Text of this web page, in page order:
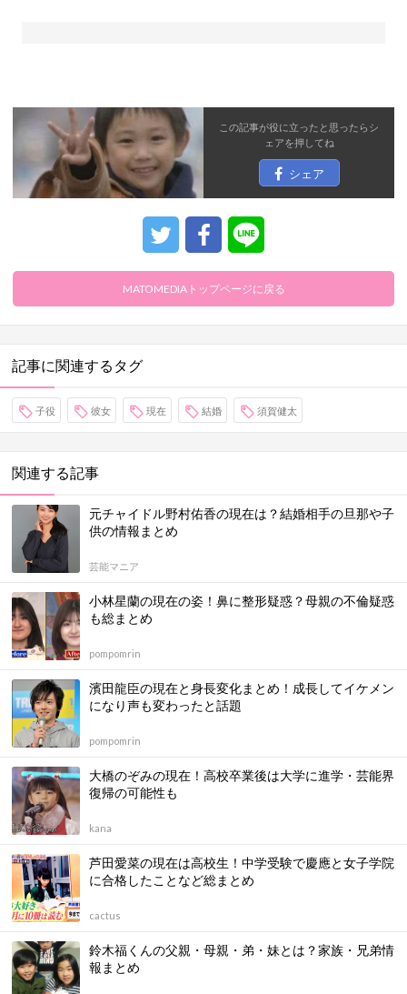
この記事が役に立ったと思ったらシ
ェアを押してね
シェア
MATOMEDIAトップページに戻る
記事に関連するタグ
子役 彼女 現在 結婚 須賀健太
関連する記事
元チャイドル野村佑香の現在は？結婚相手の旦那や子
供の情報まとめ
芸能マニア
小林星蘭の現在の姿！鼻に整形疑惑？母親の不倫疑惑
も総まとめ
pompomrin
濱田龍臣の現在と身長変化まとめ！成長してイケメン
になり声も変わったと話題
pompomrin
大橋のぞみの現在！高校卒業後は大学に進学・芸能界
復帰の可能性も
kana
芦田愛菜の現在は高校生！中学受験で慶應と女子学院
に合格したことなど総まとめ
cactus
鈴木福くんの父親・母親・弟・妹とは？家族・兄弟情
報まとめ